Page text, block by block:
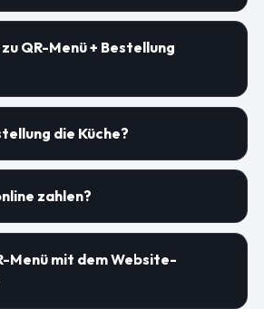
QR-Menü + Bestellung
die Küche?
zahlen?
Menü mit dem Website-